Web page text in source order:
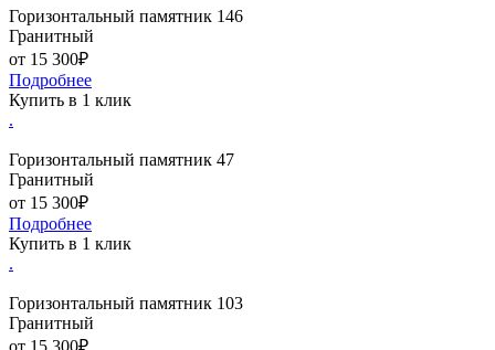
Горизонтальный памятник 146
Гранитный
от 15 300₽
Подробнее
Купить в 1 клик
.
Горизонтальный памятник 47
Гранитный
от 15 300₽
Подробнее
Купить в 1 клик
.
Горизонтальный памятник 103
Гранитный
от 15 300₽